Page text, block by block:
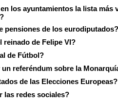
los ayuntamientos la lista más
pensiones de los eurodiputados?
reinado de Felipe VI?
de Fútbol?
referéndum sobre la
de las Elecciones Europeas?
las redes sociales?